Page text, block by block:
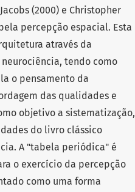
(2000) e Christopher
percepção espacial. Esta
através da
tendo como
o pensamento da
das qualidades e
objetivo a sistematização,
do livro clássico
A "tabela periódica" é
o exercício da percepção
como uma forma